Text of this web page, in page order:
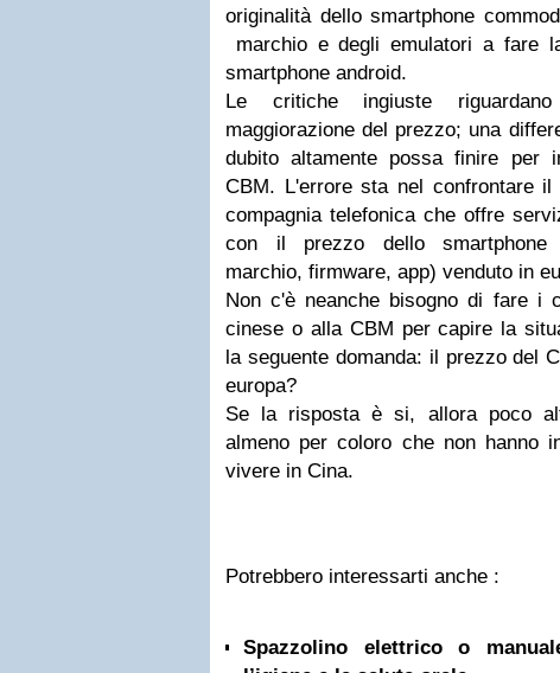
originalità dello smartphone
marchio e degli emulatori a fare
smartphone android.
Le critiche ingiuste
maggiorazione del prezzo; una
dubito altamente possa finire per
CBM. L'errore sta nel confrontare
compagnia telefonica che offre
con il prezzo dello smartphone
marchio, firmware, app) venduto in
Non c'è neanche bisogno di fare i
cinese o alla CBM per capire la
la seguente domanda: il prezzo del
europa?
Se la risposta è si, allora poco
almeno per coloro che non hanno
vivere in Cina.
Potrebbero interessarti anche :
Spazzolino elettrico o